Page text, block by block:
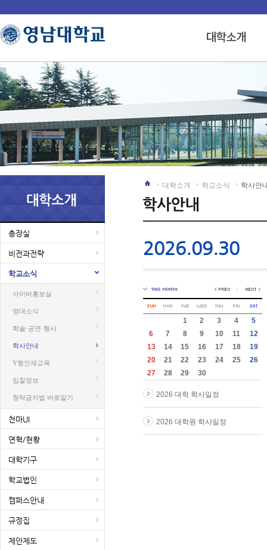
총장실
비전과전략
학교소식
사이버홍보실
영대소식
학술·공연·행사
학사안내
Y형인재교육
입찰정보
청탁금지법 바로알기
천마UI
연혁/현황
대학기구
학교법인
캠퍼스안내
규정집
제안제도
대학소개 학교소식 학사안
2026.09.30
1 2 3 4
5
6
7 8 9 10 11
12
13
14 15 16 17 18
19
20
21 22 23 24 25
26
27
28 29 30
2026 대학 학사일정
2026 대학원 학사일정